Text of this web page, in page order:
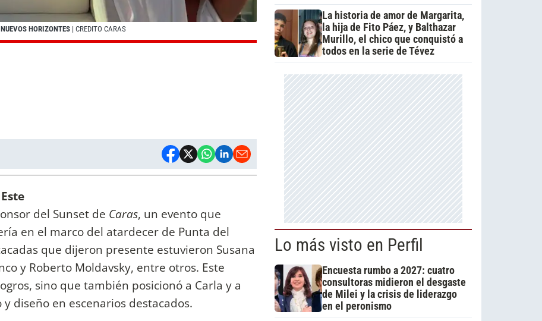
HORIZONTES | CREDITO CARAS
del Sunset de Caras, un evento que
en el marco del atardecer de Punta del
que dijeron presente estuvieron Susana
y Roberto Moldavsky, entre otros. Este
sino que también posicionó a Carla y a
diseño en escenarios destacados.
La historia de amor de Margarita,
la hija de Fito Páez, y Balthazar
Murillo, el chico que conquistó a
todos en la serie de Tévez
Lo más visto en Perfil
Encuesta rumbo a 2027: cuatro
consultoras midieron el desgaste
de Milei y la crisis de liderazgo
en el peronismo